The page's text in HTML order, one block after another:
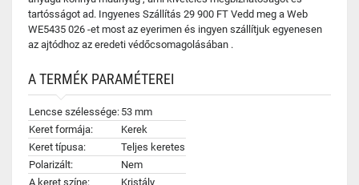
tartósságot ad. Ingyenes Szállítás 29 900 FT Vedd meg a Web
WE5435 026 -et most az eyerimen és ingyen szállítjuk egyenesen
az ajtódhoz az eredeti védőcsomagolásában .
A TERMÉK PARAMÉTEREI
Lencse szélessége: 53 mm
Keret formája:
Kerek
Keret típusa:
Teljes keretes
Polarizált:
Nem
A keret színe:
Kristály